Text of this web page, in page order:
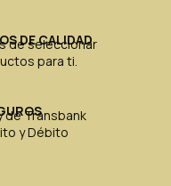
DE CALIDAD
de seleccionar
para ti.
de Transbank
y Débito